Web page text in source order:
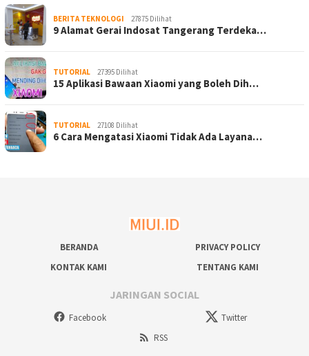
BERITA TEKNOLOGI 27875 Dilihat
9 Alamat Gerai Indosat Tangerang Terdeka…
TUTORIAL 27395 Dilihat
15 Aplikasi Bawaan Xiaomi yang Boleh Dih…
TUTORIAL 27108 Dilihat
6 Cara Mengatasi Xiaomi Tidak Ada Layana…
BERANDA
PRIVACY POLICY
KONTAK KAMI
TENTANG KAMI
JARINGAN SOCIAL
Facebook
Twitter
RSS